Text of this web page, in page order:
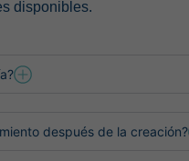
disponibles.
después de la creación?